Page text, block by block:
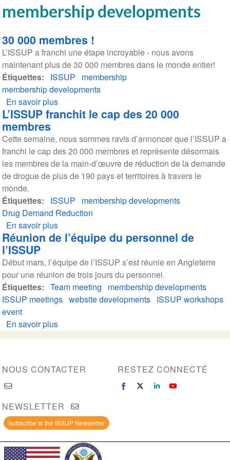
membership developments
30 000 membres !
L’ISSUP a franchi une étape incroyable - nous avons
maintenant plus de 30 000 membres dans le monde entier!
Étiquettes
ISSUP
membership
membership developments
En savoir plussur
30
membres
!
L’ISSUP franchit le cap des 20 000
membres
Cette semaine, nous sommes ravis d’annoncer que l’ISSUP a
franchi le cap des 20 000 membres et représente désormais
les membres de la main-d’œuvre de réduction de la demande
de drogue de plus de 190 pays et territoires à travers le
monde.
Étiquettes
ISSUP
membership developments
Drug Demand Reduction
En savoir plussur
L’ISSUP
le
cap
des
20
membres
Réunion de l’équipe du personnel de
l’ISSUP
Début mars, l’équipe de l’ISSUP s’est réunie en Angleterre
pour une réunion de trois jours du personnel.
Étiquettes
Team meeting
membership developments
ISSUP meetings website developments ISSUP workshops
event
En savoir plussur
Réunion
du
l’ISSUP
NOUS CONTACTER RESTEZ CONNECTÉ
NEWSLETTER
Subscribe to the ISSUP Newsletter